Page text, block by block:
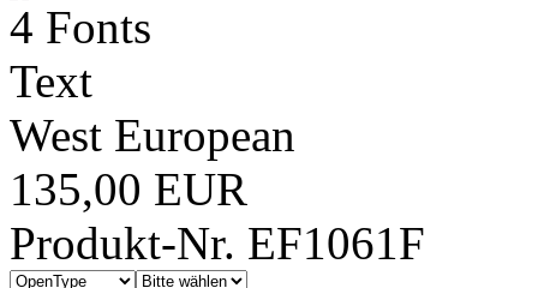
4 Fonts
Text
West European
135,00 EUR
Produkt-Nr. EF1061F